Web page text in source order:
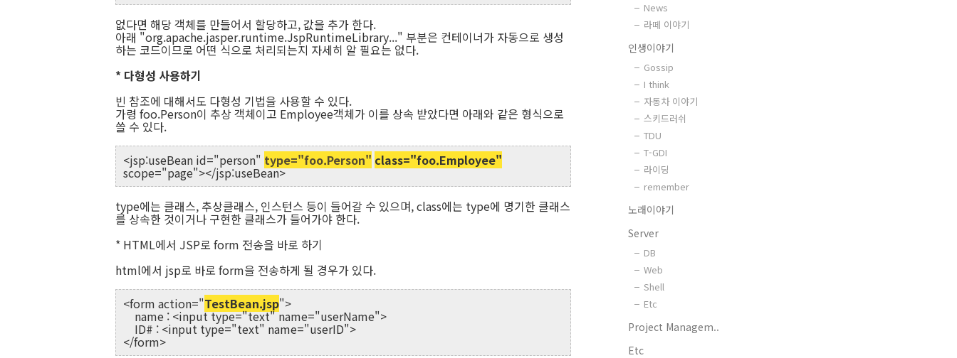
없다면 해당 객체를 만들어서 할당하고, 값을 추가 한다.
아래 "org.apache.jasper.runtime.JspRuntimeLibrary..." 부분은 컨테이너가 자동으로 생성
하는 코드이므로 어떤 식으로 처리되는지 자세히 알 필요는 없다.
* 다형성 사용하기
빈 참조에 대해서도 다형성 기법을 사용할 수 있다.
가령 foo.Person이 추상 객체이고 Employee객체가 이를 상속 받았다면 아래와 같은 형식으로
쓸 수 있다.
<jsp:useBean id="person" type="foo.Person" class="foo.Employee"
scope="page"></jsp:useBean>
type에는 클래스, 추상클래스, 인스턴스 등이 들어갈 수 있으며, class에는 type에 명기한 클래스
를 상속한 것이거나 구현한 클래스가 들어가야 한다.
* HTML에서 JSP로 form 전송을 바로 하기
html에서 jsp로 바로 form을 전송하게 될 경우가 있다.
<form action="TestBean.jsp">
name : <input type="text" name="userName">
ID# : <input type="text" name="userID">
</form>
News
라떼 이야기
인생이야기
Gossip
I think
자동차 이야기
스키드러쉬
TDU
T-GDI
라이딩
remember
노래이야기
Server
DB
Web
Shell
Etc
Project Managem..
Etc